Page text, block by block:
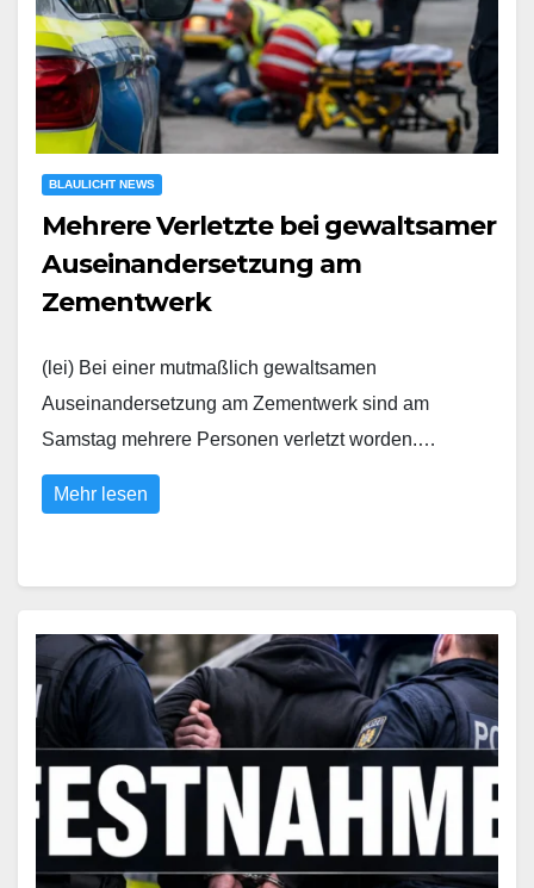
BLAULICHT NEWS
Mehrere Verletzte bei gewaltsamer
Auseinandersetzung am
Zementwerk
(lei) Bei einer mutmaßlich gewaltsamen
Auseinandersetzung am Zementwerk sind am
Samstag mehrere Personen verletzt worden.…
Mehr lesen